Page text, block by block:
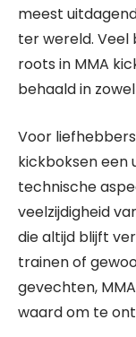
meest
ter wereld.
roots in MMA
behaald in
Voor
kickboksen een
technische
veelzijdigheid
die altijd blijft
trainen of
gevechten,
waard om te